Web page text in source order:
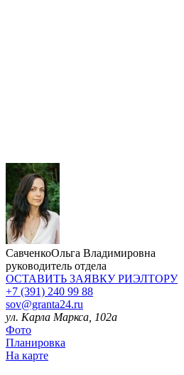
СавченкоОльга Владимировна
руководитель отдела
ОСТАВИТЬ ЗАЯВКУРИЭЛТОРУ
+7 (391) 240 99 88
sov@granta24.ru
ул. Карла Маркса, 102а
Фото
Планировка
На карте